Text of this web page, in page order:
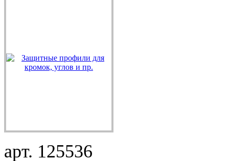
арт. 125536